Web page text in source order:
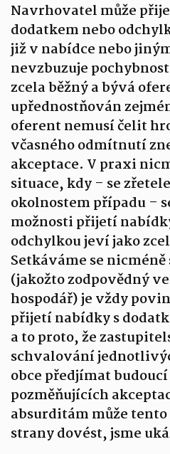
Navrhovatel může
dodatkem nebo
již v nabídce nebo
nevzbuzuje
zcela běžný a bývá
upřednostňován
oferent nemusí čelit
včasného odmítnutí
akceptace. V praxi
situace, kdy – se
okolnostem případu –
možnosti přijetí
odchylkou jeví jako
Setkáváme se nicméně
(jakožto zodpovědný
hospodář) je vždy
přijetí nabídky s
a to proto, že
schvalování
obce předjímat
pozměňujících
absurditám může
strany dovést, jsme